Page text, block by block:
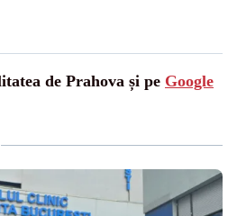
de Prahova și pe Google